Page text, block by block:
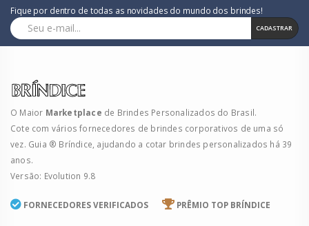
Fique por dentro de todas as novidades do mundo dos brindes!
CADASTRAR
O Maior Marketplace de Brindes Personalizados do Brasil.
Cote com vários fornecedores de brindes corporativos de uma só
vez. Guia ® Bríndice, ajudando a cotar brindes personalizados há 39
anos.
Versão: Evolution 9.8
FORNECEDORES VERIFICADOS PRÊMIO TOP BRÍNDICE